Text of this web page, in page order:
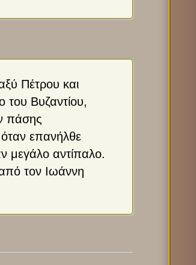
Πέτρου και
του Βυζαντίου,
πάσης
επανήλθε
μεγάλο αντίπαλο.
τον Ιωάννη